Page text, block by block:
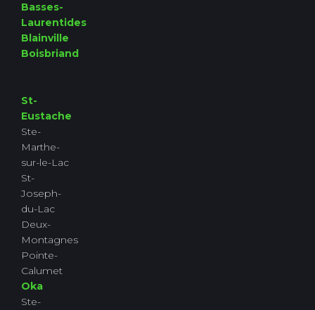
Basses-
Laurentides
Blainville
Boisbriand
St-
Eustache
Ste-
Marthe-
sur-le-Lac
St-
Joseph-
du-Lac
Deux-
Montagnes
Pointe-
Calumet
Oka
Ste-